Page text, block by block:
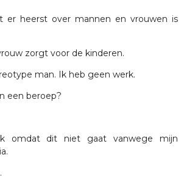
er heerst over mannen en vrouwen is
zorgt voor de kinderen.
man. Ik heb geen werk.
een beroep?
omdat dit niet gaat vanwege mijn